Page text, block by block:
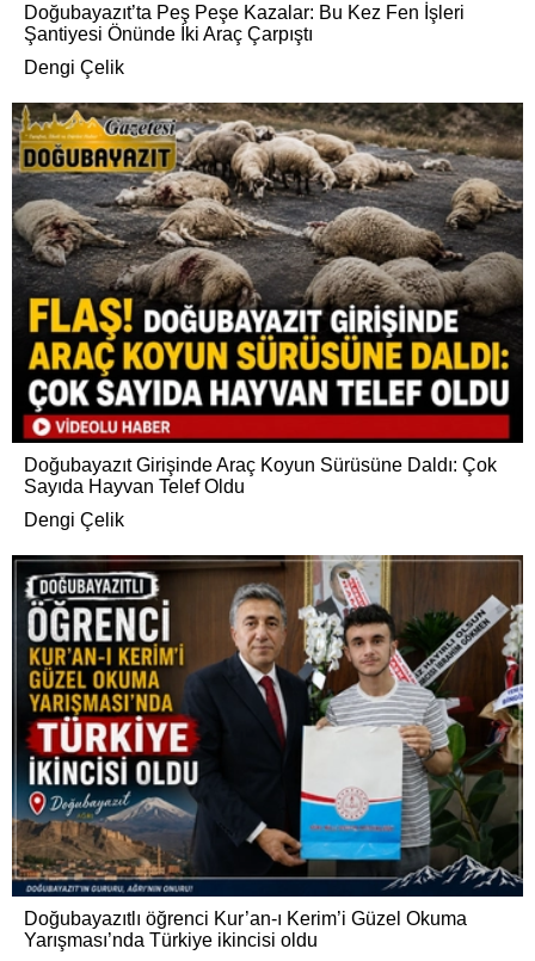
Doğubayazıt’ta Peş Peşe Kazalar: Bu Kez Fen İşleri
Şantiyesi Önünde İki Araç Çarpıştı
Dengi Çelik
Doğubayazıt Girişinde Araç Koyun Sürüsüne Daldı: Çok
Sayıda Hayvan Telef Oldu
Dengi Çelik
Doğubayazıtlı öğrenci Kur’an-ı Kerim’i Güzel Okuma
Yarışması’nda Türkiye ikincisi oldu